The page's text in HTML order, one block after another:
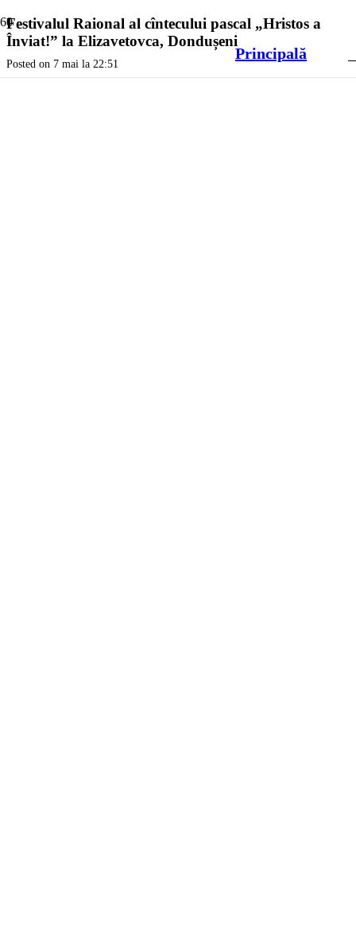
Principală
Festivalul Raional al cîntecului pascal „Hristos a
Înviat!” la Elizavetovca, Dondușeni
Posted on 7 mai la 22:51